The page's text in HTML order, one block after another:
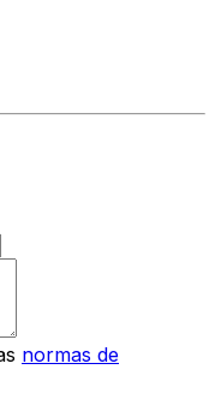
normas de